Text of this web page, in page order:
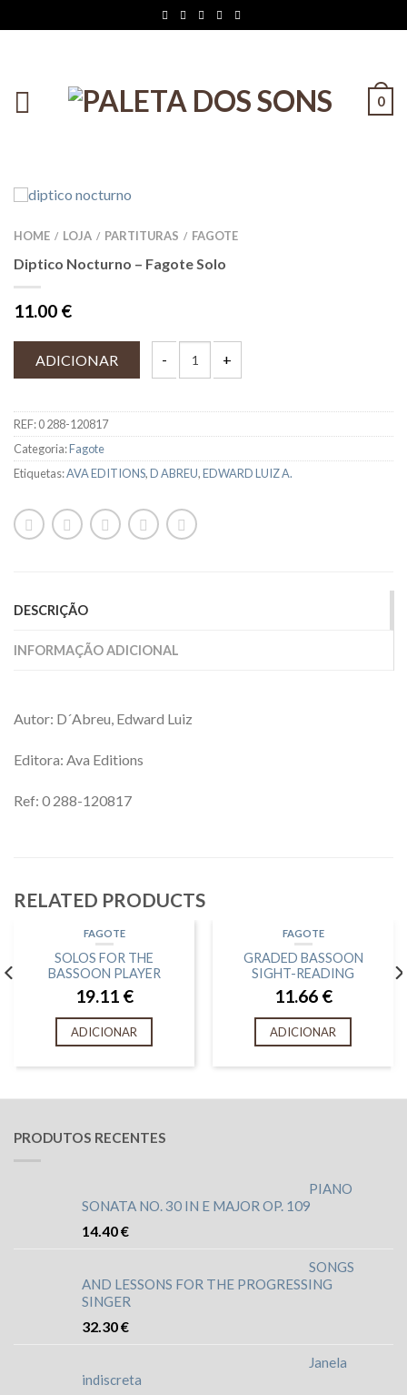
0
HOME / LOJA / PARTITURAS / FAGOTE
Diptico Nocturno – Fagote Solo
11.00 €
ADICIONAR
REF:0 288-120817
Categoria:Fagote
Etiquetas:AVA EDITIONS,D ABREU,EDWARD LUIZ A.
DESCRIÇÃO
INFORMAÇÃO ADICIONAL
Autor: D´Abreu, Edward Luiz
Editora: Ava Editions
Ref: 0 288-120817
RELATED PRODUCTS
FAGOTE
SOLOS FOR THE
BASSOON PLAYER
19.11 €
ADICIONAR
FAGOTE
GRADED BASSOON
SIGHT-READING
11.66 €
ADICIONAR
PRODUTOS RECENTES
PIANO
SONATA NO. 30 IN E MAJOR OP. 109
14.40€
SONGS
AND LESSONS FOR THE PROGRESSING
SINGER
32.30€
Janela
indiscreta